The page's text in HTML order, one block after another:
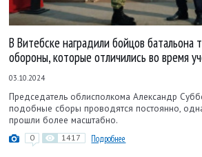
В Витебске наградили бойцов батальона
обороны, которые отличились во время
03.10.2024
Председатель облисполкома Александр
подобные сборы проводятся постоянно,
прошли более масштабно.
0 1417 Подробнее